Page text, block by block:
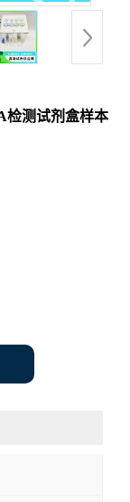
检测试剂盒样本